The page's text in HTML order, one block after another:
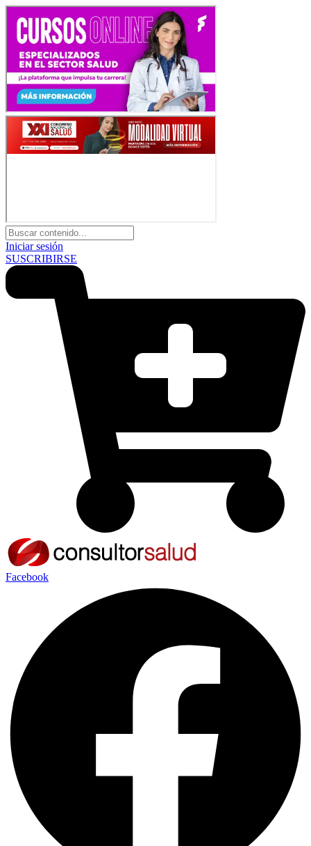
Iniciar sesión
SUSCRIBIRSE
Facebook